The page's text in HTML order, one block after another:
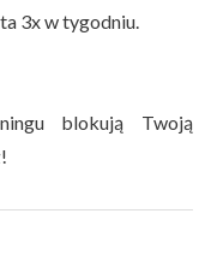
3x w tygodniu.
blokują Twoją